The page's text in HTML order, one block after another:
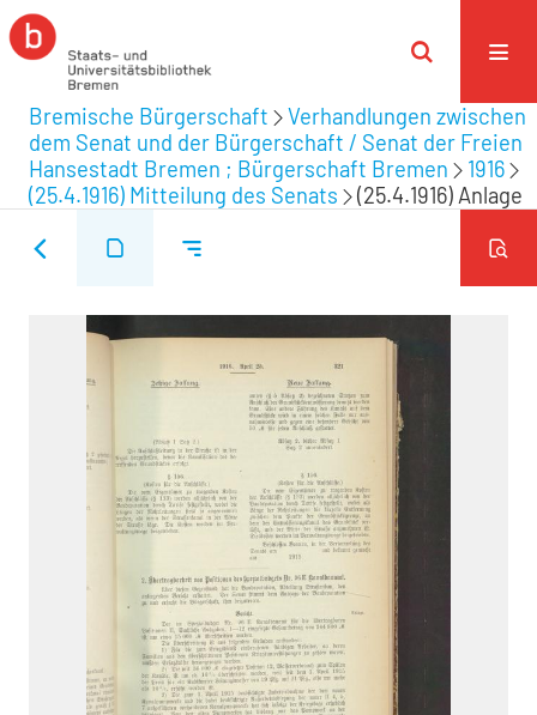
Bremische Bürgerschaft
Verhandlungen zwischen
dem Senat und der Bürgerschaft / Senat der Freien
Hansestadt Bremen ; Bürgerschaft Bremen
1916
(25.4.1916) Mitteilung des Senats
(25.4.1916) Anlage